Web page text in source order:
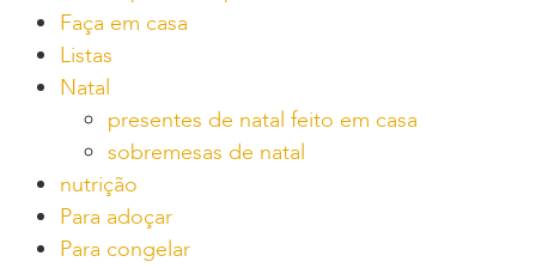
Faça em casa
Listas
Natal
presentes de natal feito em casa
sobremesas de natal
nutrição
Para adoçar
Para congelar